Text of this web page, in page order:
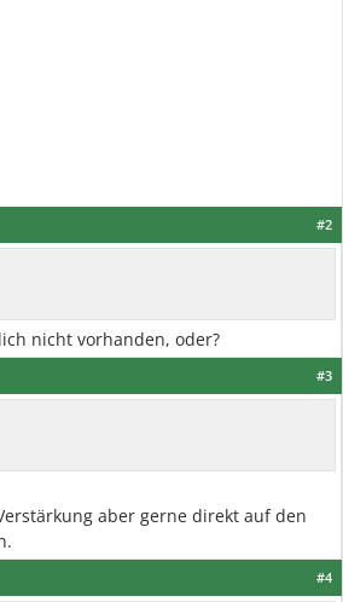
#2
nicht vorhanden, oder?
#3
aber gerne direkt auf den
#4